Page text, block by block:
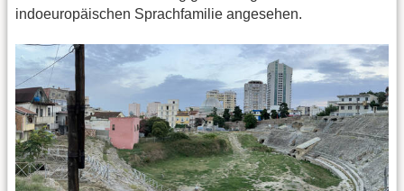
indoeuropäischen Sprachfamilie angesehen.